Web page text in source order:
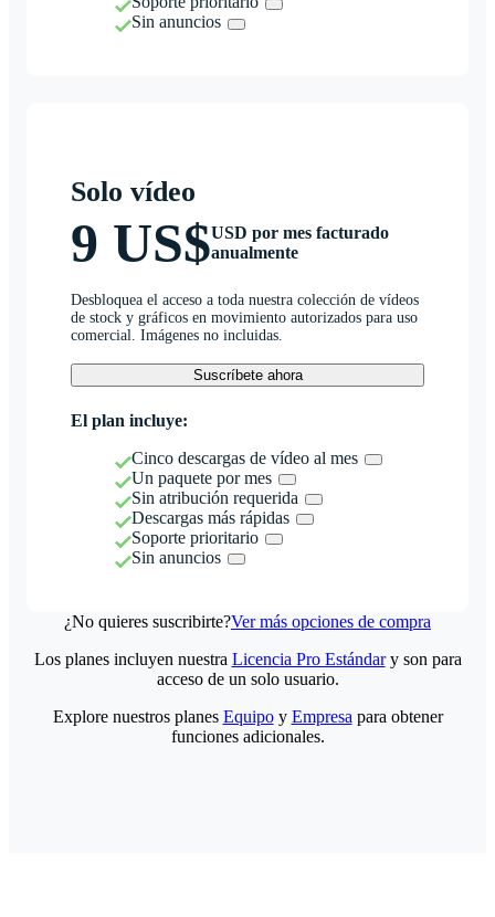
Sin anuncios
Solo vídeo
9 US$USD por mes facturado
anualmente
Desbloquea el acceso a toda nuestra colección de vídeos
de stock y gráficos en movimiento autorizados para uso
comercial. Imágenes no incluidas.
Suscríbete ahora
El plan incluye:
Cinco descargas de vídeo al mes
Un paquete por mes
Sin atribución requerida
Descargas más rápidas
Soporte prioritario
Sin anuncios
¿No quieres suscribirte?Ver más opciones de compra
Los planes incluyen nuestra Licencia Pro Estándary son para
acceso de un solo usuario.
Explore nuestros planes Equipoy Empresa para obtener
funciones adicionales.